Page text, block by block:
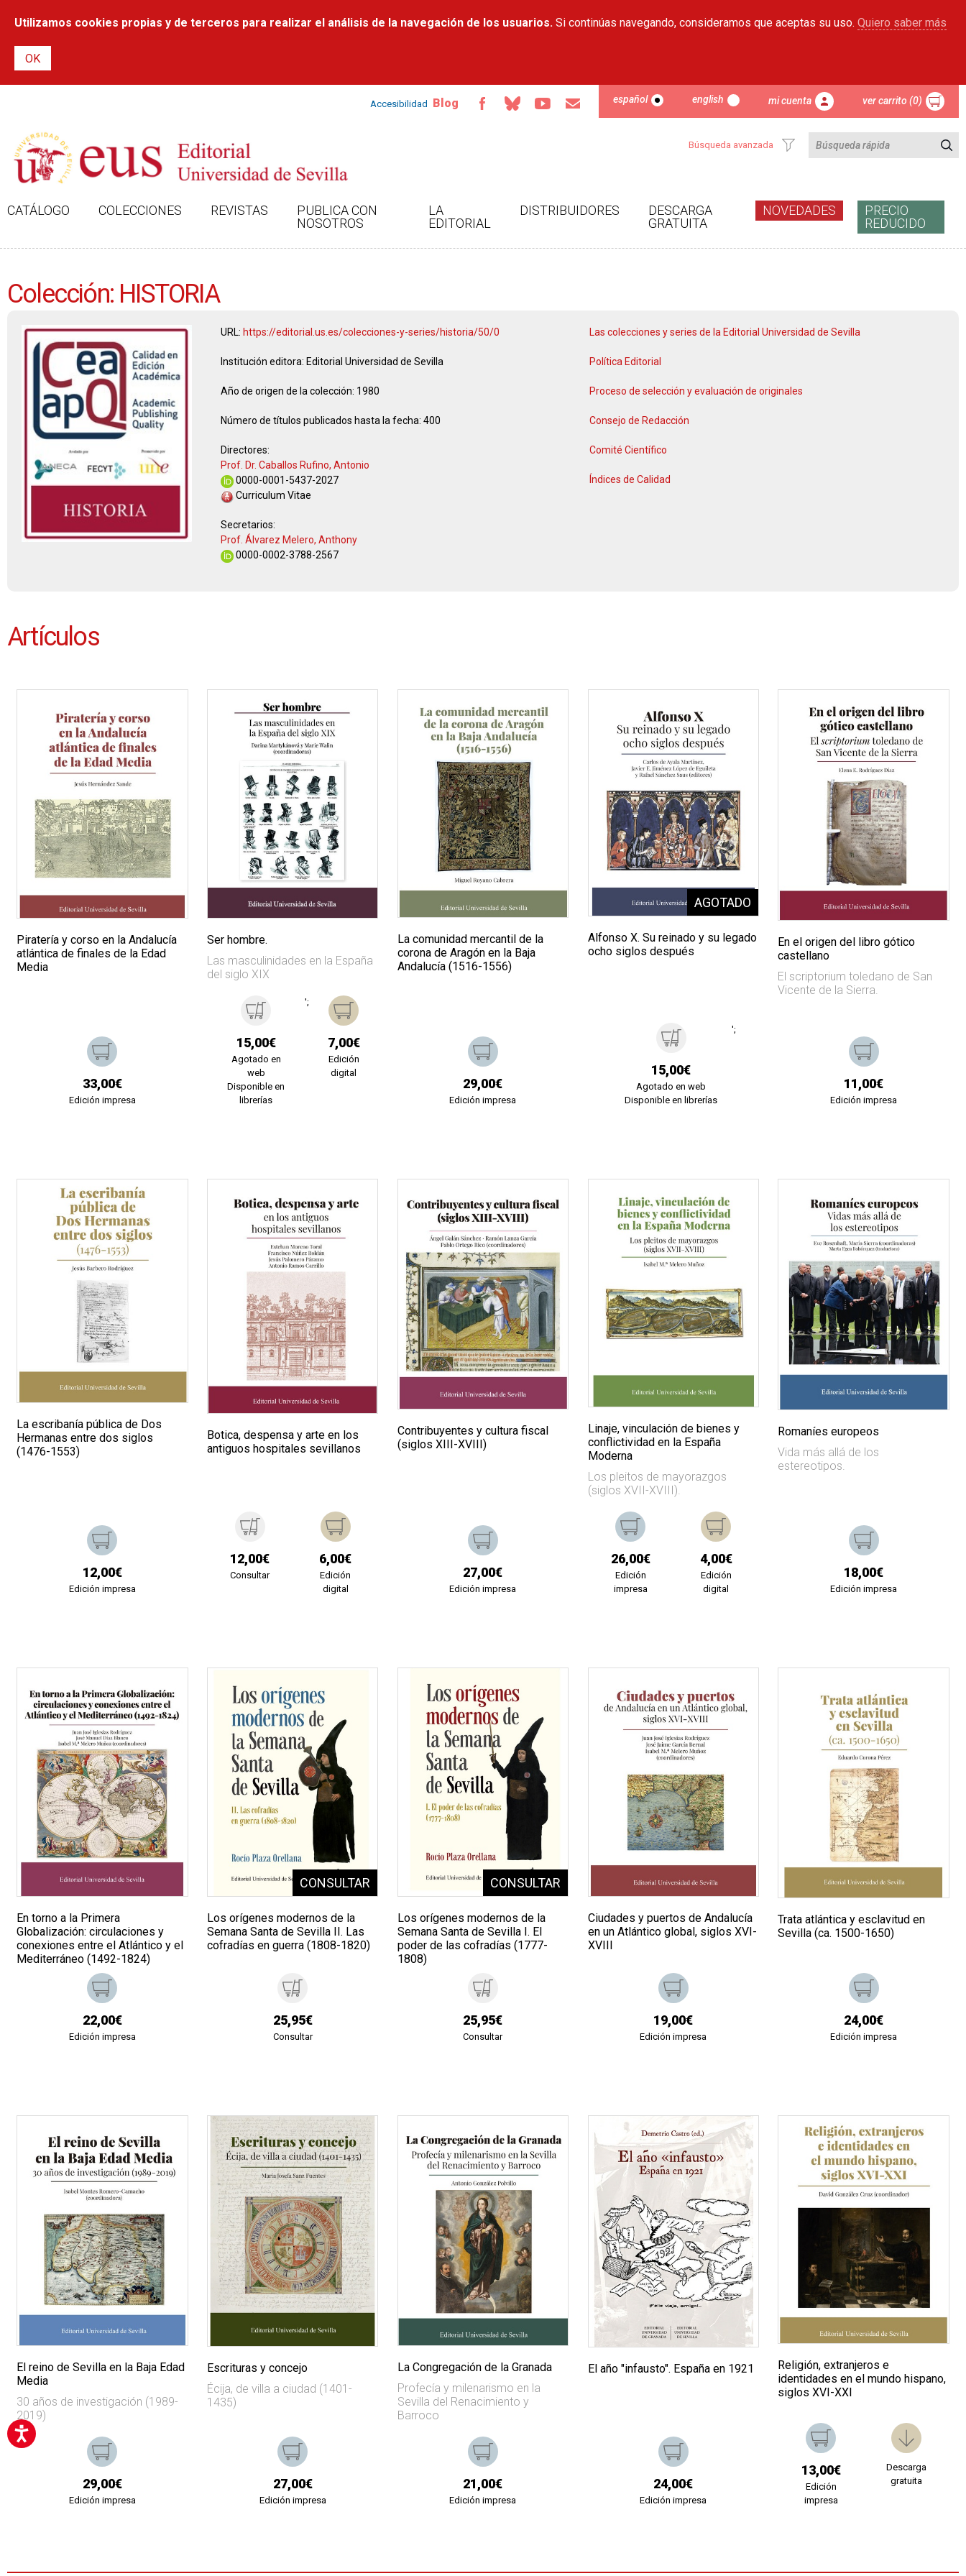
contenido
Utilizamos cookies propias y de terceros para realizar el análisis de la navegación de los usuarios. Si continúas navegando, consideramos que aceptas su uso. Quiero saber más
Accesibilidad Blog español english mi cuenta ver carrito (0)
Búsqueda avanzada
CATÁLOGO COLECCIONES REVISTAS
PUBLICA CON
NOSOTROS
LA
EDITORIAL
DISTRIBUIDORES
DESCARGA
GRATUITA
NOVEDADES
PRECIO
REDUCIDO
Colección: HISTORIA
URL: https://editorial.us.es/colecciones-y-series/historia/50/0
Institución editora: Editorial Universidad de Sevilla
Año de origen de la colección: 1980
Número de títulos publicados hasta la fecha: 400
Directores:
Prof. Dr. Caballos Rufino, Antonio
0000-0001-5437-2027
Curriculum Vitae
Secretarios:
Prof. Álvarez Melero, Anthony
0000-0002-3788-2567
Las colecciones y series de la Editorial Universidad de Sevilla
Política Editorial
Proceso de selección y evaluación de originales
Consejo de Redacción
Comité Científico
Índices de Calidad
Artículos
Piratería y corso en la Andalucía
atlántica de finales de la Edad
Media
33,00€
Edición impresa
Ser hombre.
Las masculinidades en la España
del siglo XIX
15,00€
Agotado en
web
Disponible en
librerías
';
7,00€
Edición
digital
La comunidad mercantil de la
corona de Aragón en la Baja
Andalucía (1516-1556)
29,00€
Edición impresa
Alfonso X. Su reinado y su legado
ocho siglos después
15,00€
Agotado en web
Disponible en librerías
';
En el origen del libro gótico
castellano
El scriptorium toledano de San
Vicente de la Sierra.
11,00€
Edición impresa
La escribanía pública de Dos
Hermanas entre dos siglos
(1476-1553)
12,00€
Edición impresa
Botica, despensa y arte en los
antiguos hospitales sevillanos
12,00€
Consultar
6,00€
Edición
digital
Contribuyentes y cultura fiscal
(siglos XIII-XVIII)
27,00€
Edición impresa
Linaje, vinculación de bienes y
conflictividad en la España
Moderna
Los pleitos de mayorazgos
(siglos XVII-XVIII).
26,00€
Edición
impresa
4,00€
Edición
digital
Romaníes europeos
Vida más allá de los
estereotipos.
18,00€
Edición impresa
En torno a la Primera
Globalización: circulaciones y
conexiones entre el Atlántico y el
Mediterráneo (1492-1824)
22,00€
Edición impresa
Los orígenes modernos de la
Semana Santa de Sevilla II. Las
cofradías en guerra (1808-1820)
25,95€
Consultar
Los orígenes modernos de la
Semana Santa de Sevilla I. El
poder de las cofradías (1777-
1808)
25,95€
Consultar
Ciudades y puertos de Andalucía
en un Atlántico global, siglos XVI-
XVIII
19,00€
Edición impresa
Trata atlántica y esclavitud en
Sevilla (ca. 1500-1650)
24,00€
Edición impresa
El reino de Sevilla en la Baja Edad
Media
30 años de investigación (1989-
2019)
29,00€
Edición impresa
Escrituras y concejo
Écija, de villa a ciudad (1401-
1435)
27,00€
Edición impresa
La Congregación de la Granada
Profecía y milenarismo en la
Sevilla del Renacimiento y
Barroco
21,00€
Edición impresa
El año "infausto". España en 1921
24,00€
Edición impresa
Religión, extranjeros e
identidades en el mundo hispano,
siglos XVI-XXI
13,00€
Edición
impresa
Descarga
gratuita